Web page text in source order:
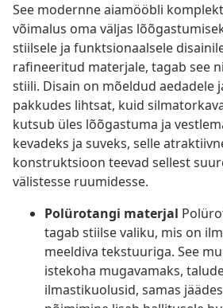
See modernne aiamööbli
võimalus oma väljas
stiilsele ja funktsionaalsele
rafineeritud materjale, tagab see
stiili. Disain on mõeldud aedadele
pakkudes lihtsat, kuid
kutsub üles lõõgastuma ja
kevadeks ja suveks, selle
konstruktsioon teevad sellest
välistesse ruumidesse.
Polürotangi materjal
tagab stiilse valiku, mis on
meeldiva tekstuuriga. See
istekoha mugavamaks,
ilmastikuolusid, samas